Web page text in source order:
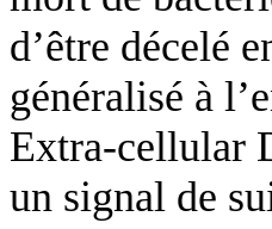
d’être décelé
généralisé à
Extra-cellular
un signal de